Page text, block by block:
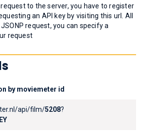
to the server, you have to register
an API key by visiting this url. All
request, you can specify a
request
by moviemeter id
api/film/5208?